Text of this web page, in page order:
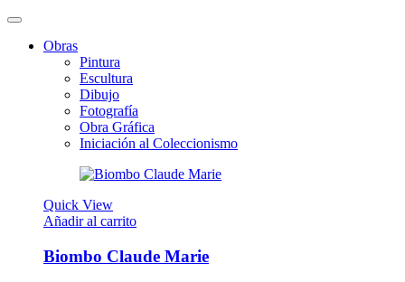
Obras
Pintura
Escultura
Dibujo
Fotografía
Obra Gráfica
Iniciación al Coleccionismo
Quick View
Añadir al carrito
Biombo Claude Marie